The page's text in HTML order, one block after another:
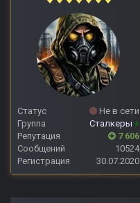
Статус
Не в сети
Группа
Сталкеры +
Репутация
7 606
Сообщений
10524
Регистрация
30.07.2020